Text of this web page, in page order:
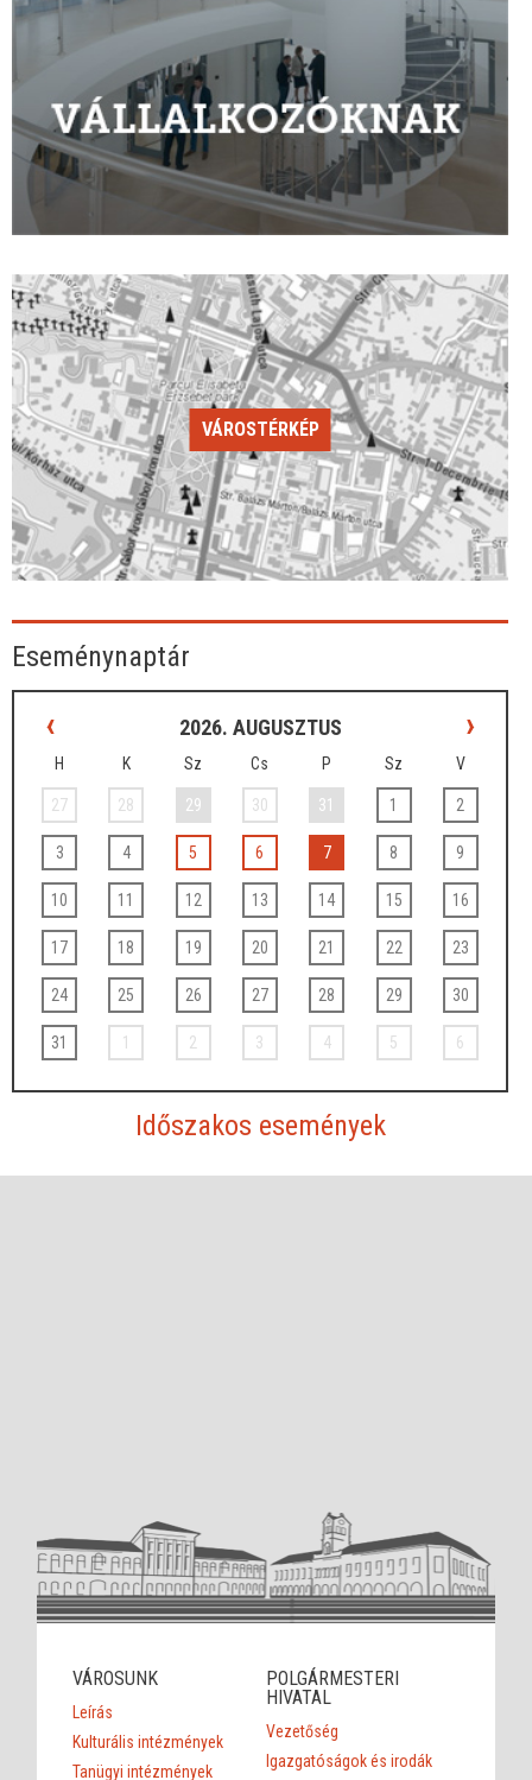
VÁROSTÉRKÉP
Eseménynaptár
‹ 2026. AUGUSZTUS ›
H K Sz Cs P Sz V
27 28 29 30 31 1 2
3 4 5 6 7 8 9
10 11 12 13 14 15 16
17 18 19 20 21 22 23
24 25 26 27 28 29 30
31 1 2 3 4 5 6
Időszakos események
VÁROSUNK
Leírás
Kulturális intézmények
Tanügyi intézmények
POLGÁRMESTERI
HIVATAL
Vezetőség
Igazgatóságok és irodák